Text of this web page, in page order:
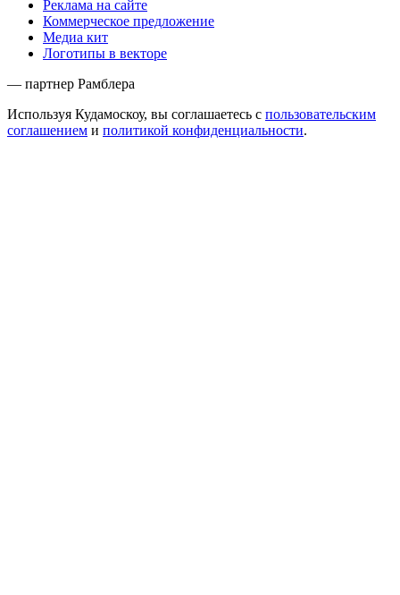
Реклама на сайте
Коммерческое предложение
Медиа кит
Логотипы в векторе
— партнер Рамблера
Используя Кудамоскоу, вы соглашаетесь с пользовательским
соглашением и политикой конфиденциальности.